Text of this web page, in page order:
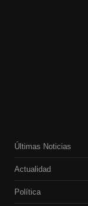
Últimas Noticias
Actualidad
Política